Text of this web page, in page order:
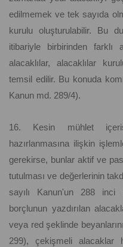
edilmemek ve tek sayıda
kurulu oluşturulabilir. Bu
itibariyle birbirinden farklı
alacaklılar, alacaklılar
temsil edilir. Bu konuda
Kanun md. 289/4).
16. Kesin mühlet
hazırlanmasına ilişkin
gerekirse, bunlar aktif ve
tutulması ve değerlerinin
sayılı Kanun'un 288 inci
borçlunun yazdırılan
veya red şeklinde
299), çekişmeli alacaklar